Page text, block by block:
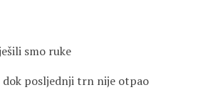
smo ruke
dok posljednji trn nije otpao